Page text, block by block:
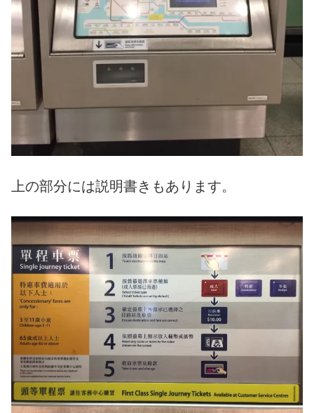
上の部分には説明書きもあります。